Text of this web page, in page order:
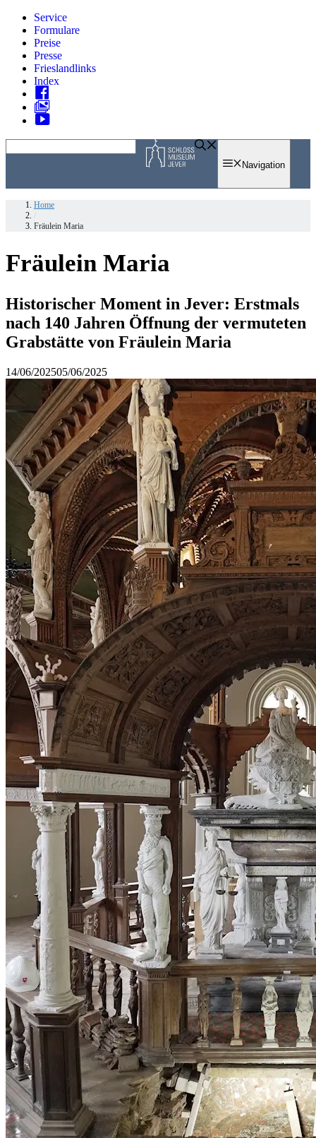
Zum
Inhalt
springen
Service
Formulare
Preise
Presse
Frieslandlinks
Index
to
Navigation
Home
Fräulein Maria
Fräulein Maria
Historischer Moment in Jever: Erstmals
nach 140 Jahren Öffnung der vermuteten
Grabstätte von Fräulein Maria
14/06/202505/06/2025